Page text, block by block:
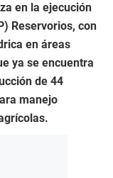
en la ejecución
Reservorios, con
en áreas
ya se encuentra
de 44
manejo